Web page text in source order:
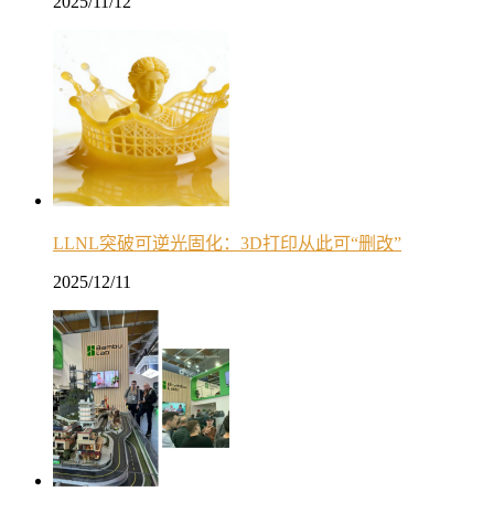
LLNL突破可逆光固化：3D打印从此可“删改”
2025/12/11